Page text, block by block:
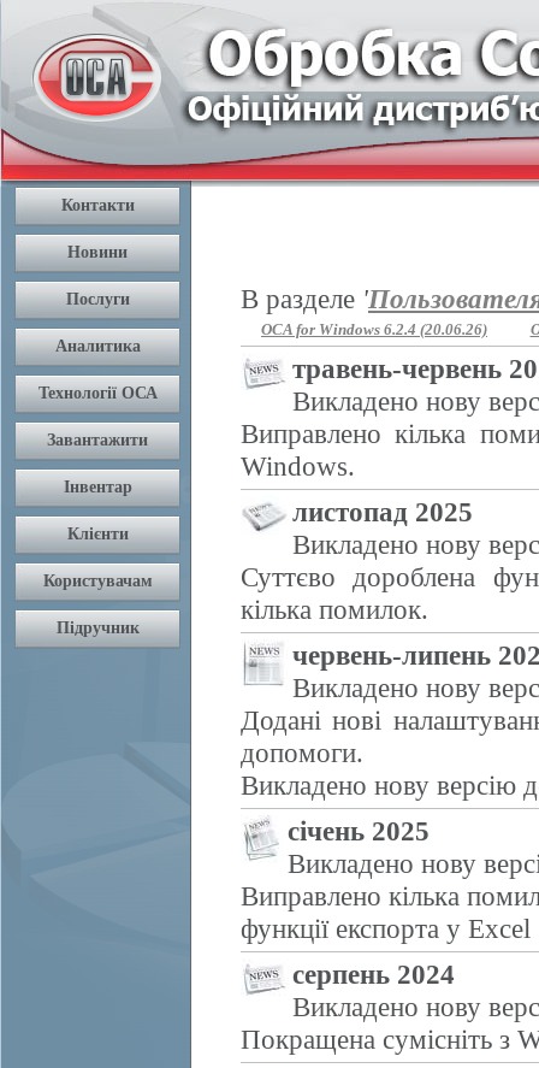
В разделе '
OCA for Windows 6.2.4 (20.06.26)
травень-червень
Викладено нову
Виправлено кілька
Windows.
листопад 2025
Викладено нову
Суттєво дороблена
кілька помилок.
червень-липень
Викладено нову
Додані нові
допомоги.
Викладено нову версію
січень 2025
Викладено нову
Виправлено кілька
функції експорта у Excel
серпень 2024
Викладено нову
Покращена сумісніть з